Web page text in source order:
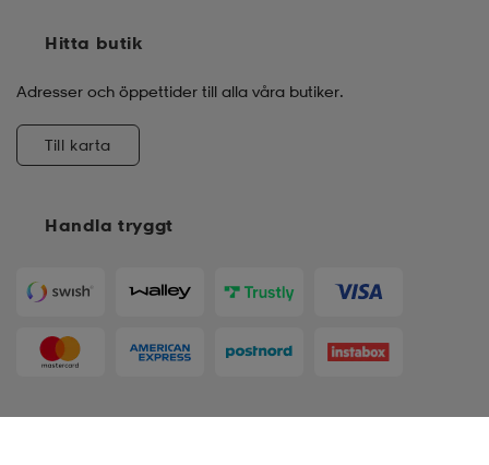
Handla tryggt
Hitta butik
Adresser och öppettider till alla våra butiker.
Till karta